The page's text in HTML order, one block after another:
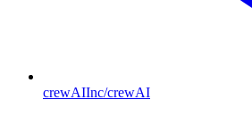
crewAIInc/crewAI